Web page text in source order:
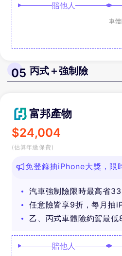
賠他人
車
05 丙式＋強制險
富邦產物
$24,004
(估算年繳保費)
免登錄抽iPhone大獎，限
汽車強制險限時最高省
任意險皆享9折，每月抽
乙、丙式車體險約駕最低
賠他人